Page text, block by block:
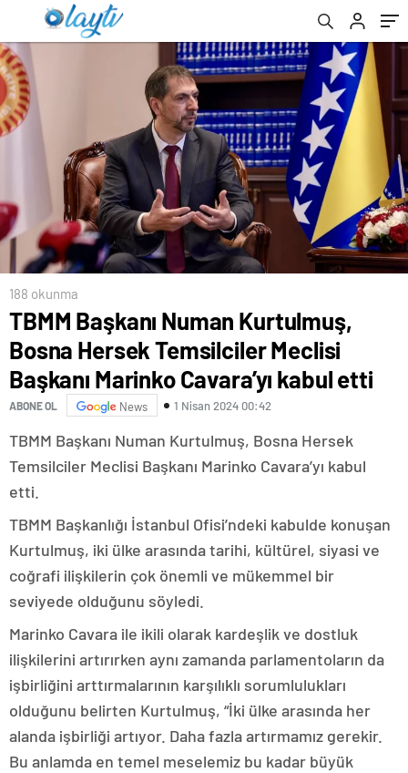
Cavara’yı kabul etti
188 okunma
TBMM Başkanı Numan Kurtulmuş,
Bosna Hersek Temsilciler Meclisi
Başkanı Marinko Cavara’yı kabul etti
ABONE OL News 1 Nisan 2024 00:42
TBMM Başkanı Numan Kurtulmuş, Bosna Hersek
Temsilciler Meclisi Başkanı Marinko Cavara’yı kabul
etti.
TBMM Başkanlığı İstanbul Ofisi’ndeki kabulde konuşan
Kurtulmuş, iki ülke arasında tarihi, kültürel, siyasi ve
coğrafi ilişkilerin çok önemli ve mükemmel bir
seviyede olduğunu söyledi.
Marinko Cavara ile ikili olarak kardeşlik ve dostluk
ilişkilerini artırırken aynı zamanda parlamentoların da
işbirliğini arttırmalarının karşılıklı sorumlulukları
olduğunu belirten Kurtulmuş, “İki ülke arasında her
alanda işbirliği artıyor. Daha fazla artırmamız gerekir.
Bu anlamda en temel meselemiz bu kadar büyük